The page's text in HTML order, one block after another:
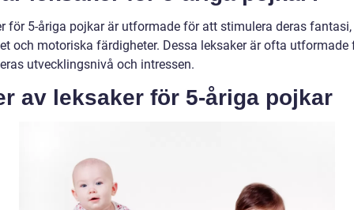
för 5-åriga pojkar är utformade för att stimulera deras fantasi,
och motoriska färdigheter. Dessa leksaker är ofta utformade
utvecklingsnivå och intressen.
av leksaker för 5-åriga pojkar